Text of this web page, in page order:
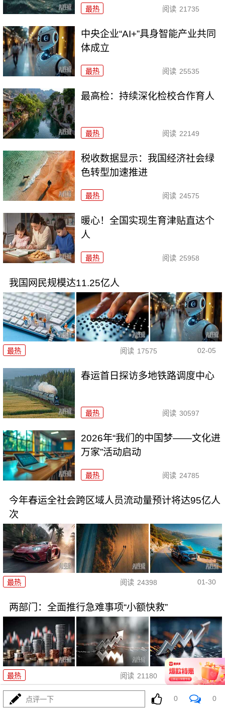
最热 阅读 21735
中央企业“AI+”具身智能产业共同
体成立
最热 阅读 25535
最高检：持续深化检校合作育人
最热 阅读 22149
税收数据显示：我国经济社会绿
色转型加速推进
最热 阅读 24575
暖心！全国实现生育津贴直达个
人
最热 阅读 25958
我国网民规模达11.25亿人
最热 阅读 17575 02-05
春运首日探访多地铁路调度中心
最热 阅读 30597
2026年“我们的中国梦——文化进
万家”活动启动
最热 阅读 24785
今年春运全社会跨区域人员流动量预计将达95亿人
次
最热 阅读 24398 01-30
两部门：全面推行急难事项“小额快救”
最热 阅读 21180 01-29
近7亿！2025年出入境人次创历
点评一下 0 0